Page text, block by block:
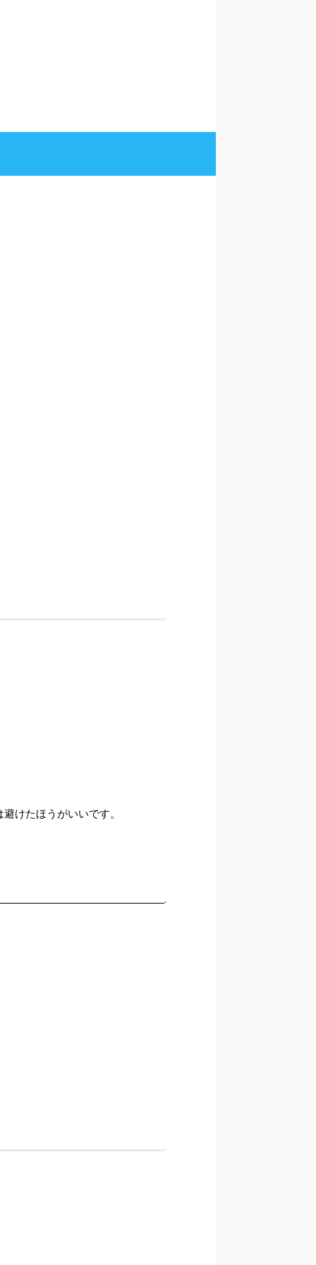
けたほうがいいです。